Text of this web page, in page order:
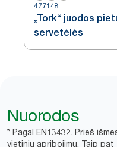
477148
„Tork“ juodos
servetėlės
Nuorodos
* Pagal EN13432. Prieš
vietinių apribojimų. Taip